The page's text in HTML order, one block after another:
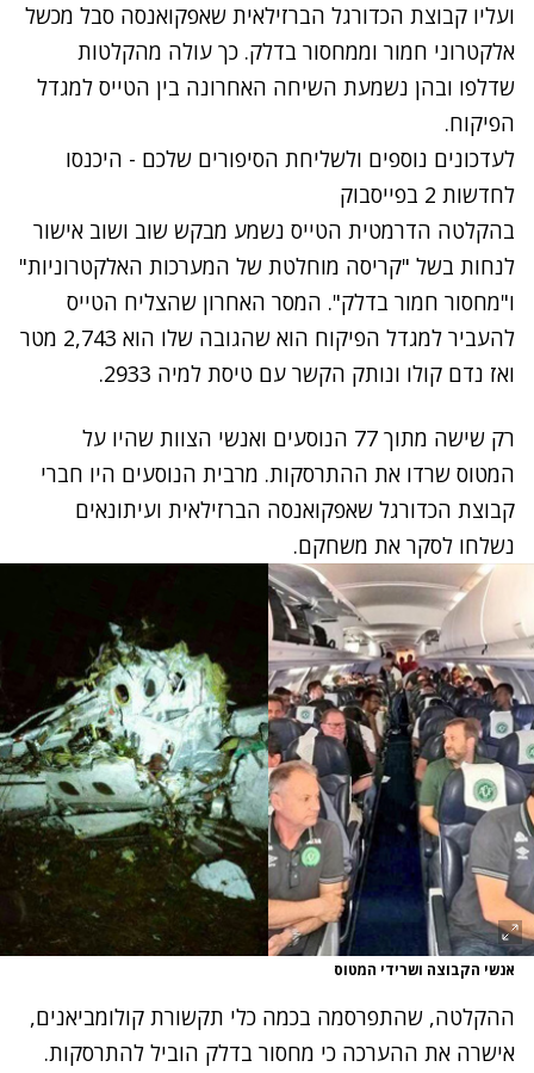
ועליו קבוצת הכדורגל הברזילאית שאפקואנסה סבל מכשל
אלקטרוני חמור וממחסור בדלק. כך עולה מהקלטות
שדלפו ובהן נשמעת השיחה האחרונה בין הטייס למגדל
הפיקוח.
לעדכונים נוספים ולשליחת הסיפורים שלכם - היכנסו
לחדשות 2 בפייסבוק
בהקלטה הדרמטית הטייס נשמע מבקש שוב ושוב אישור
לנחות בשל "קריסה מוחלטת של המערכות האלקטרוניות"
ו"מחסור חמור בדלק". המסר האחרון שהצליח הטייס
להעביר למגדל הפיקוח הוא שהגובה שלו הוא 2,743 מטר
ואז נדם קולו ונותק הקשר עם טיסת למיה 2933.
רק שישה מתוך 77 הנוסעים ואנשי הצוות שהיו על
המטוס שרדו את ההתרסקות. מרבית הנוסעים היו חברי
קבוצת הכדורגל שאפקואנסה הברזילאית ועיתונאים
נשלחו לסקר את משחקם.
אנשי הקבוצה ושרידי המטוס
ההקלטה, שהתפרסמה בכמה כלי תקשורת קולומביאנים,
אישרה את ההערכה כי מחסור בדלק הוביל להתרסקות.